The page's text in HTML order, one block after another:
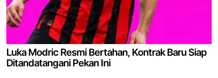
Luka Modric Resmi Bertahan, Kontrak Baru Siap
Ditandatangani Pekan Ini